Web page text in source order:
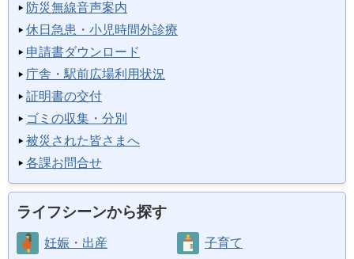
防災無線音声案内
休日急患・小児時間外診療
申請書ダウンロード
庁舎・駅前広場利用状況
証明書の交付
ゴミの収集・分別
被災された皆さまへ
各課お問合せ
ライフシーンから探す
妊娠・出産 子育て